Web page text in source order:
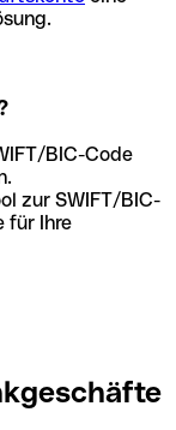
BIC-Code
zur SWIFT/BIC-
für Ihre